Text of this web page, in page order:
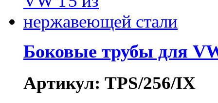
Боковые трубы для
Артикул: TPS/256/IX